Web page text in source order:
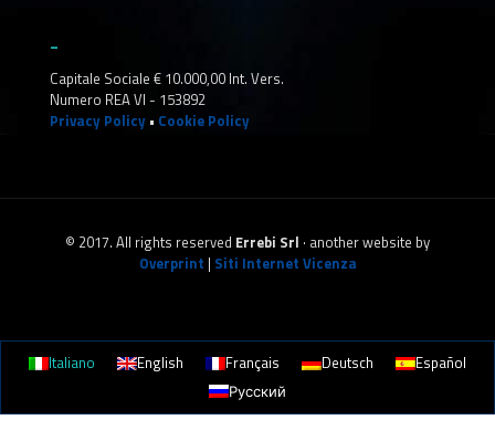
Capitale Sociale € 10.000,00 Int. Vers.
Numero REA VI - 153892
Privacy Policy • Cookie Policy
© 2017. All rights reserved Errebi Srl · another website by
Overprint | Siti Internet Vicenza
Italiano English Français Deutsch
Español
Русский